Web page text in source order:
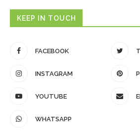
KEEP IN TOUCH
FACEBOOK
INSTAGRAM
YOUTUBE
WHATSAPP